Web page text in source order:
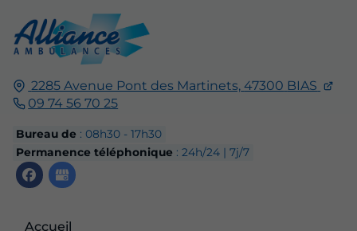
2285 Avenue Pont des Martinets, 47300 BIAS
09 74 56 70 25
Bureau de : 08h30 - 17h30
Permanence téléphonique : 24h/24 | 7j/7
Accueil